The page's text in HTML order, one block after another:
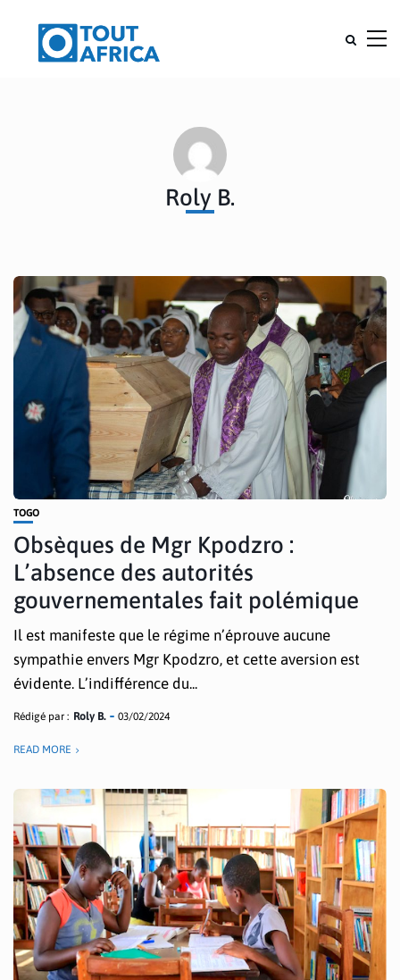
Roly B.
TOGO
Obsèques de Mgr Kpodzro :
L’absence des autorités
gouvernementales fait polémique
Il est manifeste que le régime n’éprouve aucune
sympathie envers Mgr Kpodzro, et cette aversion est
évidente. L’indifférence du...
Rédigé par : Roly B. 03/02/2024
READ MORE